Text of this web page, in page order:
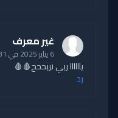
غير معرف
6 يناير 2025 في 10:31 م
ياااااا ربي نربححح🩸🩸
رد